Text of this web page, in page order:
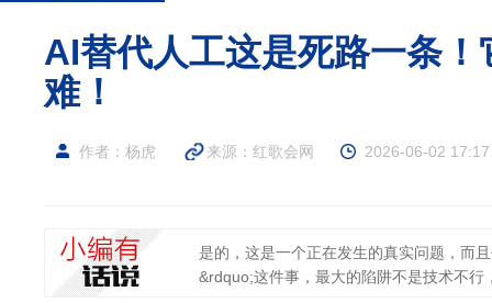
AI替代人工这是死路一条
难！
作者：杨虎 来源： 红歌会网 2026-06-02 17:17
是的，这是一个正在发生的真实问题，而
&rdquo;这件事，最大的陷阱不是技术不行